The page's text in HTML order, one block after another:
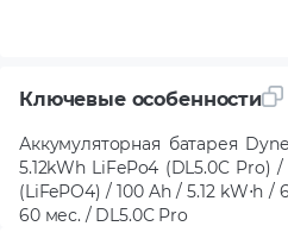
Ключевые особенности
Аккумуляторная батарея
5.12kWh LiFePo4 (DL5.0C
(LiFePO4) / 100 Ah / 5.12 kW⋅h
60 мес. / DL5.0C Pro